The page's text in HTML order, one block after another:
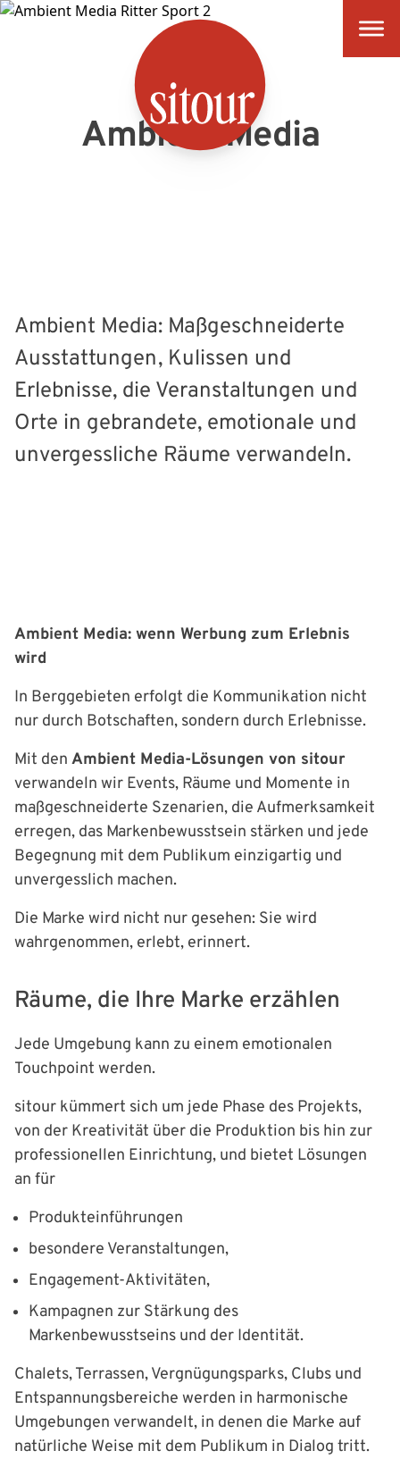
SITOUR
Ambient Media
Ambient Media: Maßgeschneiderte
Ausstattungen, Kulissen und
Erlebnisse, die Veranstaltungen und
Orte in gebrandete, emotionale und
unvergessliche Räume verwandeln.
Ambient Media: wenn Werbung zum Erlebnis
wird
In Berggebieten erfolgt die Kommunikation nicht
nur durch Botschaften, sondern durch Erlebnisse.
Mit den Ambient Media-Lösungen von sitour
verwandeln wir Events, Räume und Momente in
maßgeschneiderte Szenarien, die Aufmerksamkeit
erregen, das Markenbewusstsein stärken und jede
Begegnung mit dem Publikum einzigartig und
unvergesslich machen.
Die Marke wird nicht nur gesehen: Sie wird
wahrgenommen, erlebt, erinnert.
Räume, die Ihre Marke erzählen
Jede Umgebung kann zu einem emotionalen
Touchpoint werden.
sitour kümmert sich um jede Phase des Projekts,
von der Kreativität über die Produktion bis hin zur
professionellen Einrichtung, und bietet Lösungen
an für
Produkteinführungen
besondere Veranstaltungen,
Engagement-Aktivitäten,
Kampagnen zur Stärkung des
Markenbewusstseins und der Identität.
Chalets, Terrassen, Vergnügungsparks, Clubs und
Entspannungsbereiche werden in harmonische
Umgebungen verwandelt, in denen die Marke auf
natürliche Weise mit dem Publikum in Dialog tritt.